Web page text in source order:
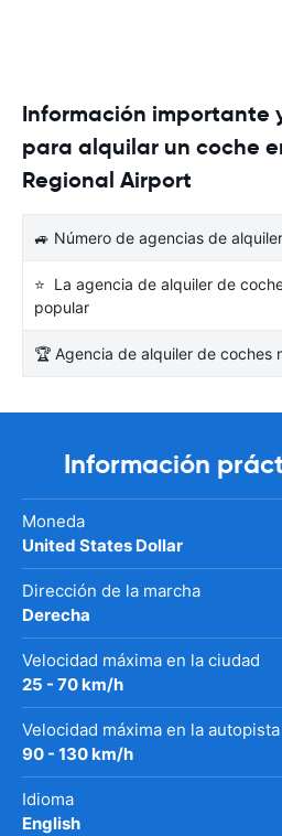
Información importante
para alquilar un coche
Regional Airport
🚙 Número de agencias de alquiler
⭐ La agencia de alquiler de
popular
🏆 Agencia de alquiler de coches
Información
Moneda
United States Dollar
Dirección de la marcha
Derecha
Velocidad máxima en la ciudad
25 - 70 km/h
Velocidad máxima en la autopista
90 - 130 km/h
Idioma
English